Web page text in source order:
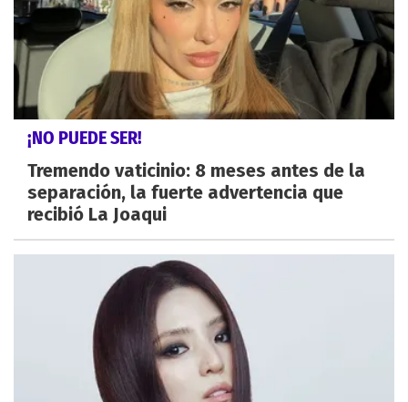
¡NO PUEDE SER!
Tremendo vaticinio: 8 meses antes de la
separación, la fuerte advertencia que
recibió La Joaqui